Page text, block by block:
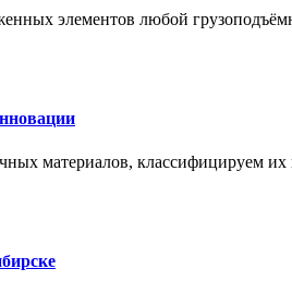
элементов любой
материалов, классифицируем